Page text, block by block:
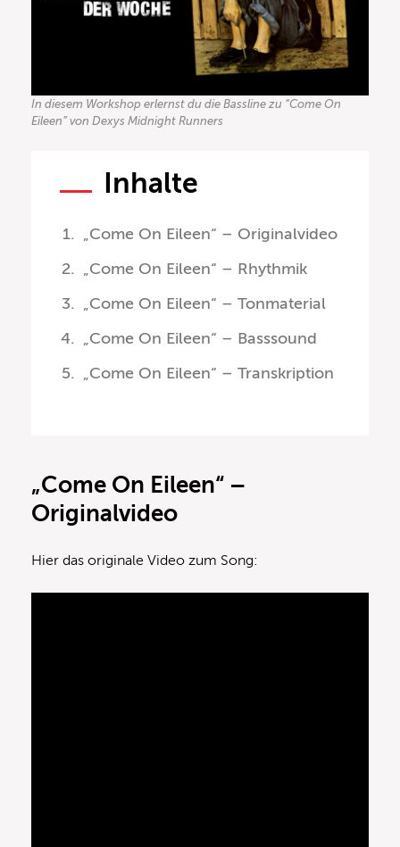
In diesem Workshop erlernst du die Bassline zu “Come On
Eileen” von Dexys Midnight Runners
Inhalte
„Come On Eileen“ – Originalvideo
„Come On Eileen“ – Rhythmik
„Come On Eileen“ – Tonmaterial
„Come On Eileen“ – Basssound
„Come On Eileen“ – Transkription
„Come On Eileen“ –
Originalvideo
Hier das originale Video zum Song: